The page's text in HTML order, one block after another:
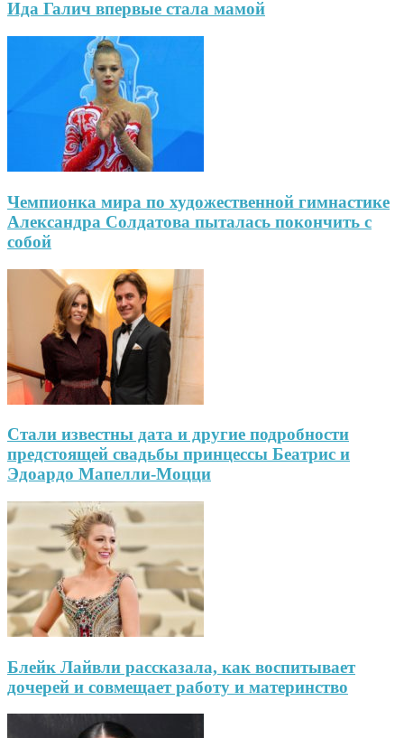
Ида Галич впервые стала мамой
Чемпионка мира по художественной гимнастике
Александра Солдатова пыталась покончить с
собой
Стали известны дата и другие подробности
предстоящей свадьбы принцессы Беатрис и
Эдоардо Мапелли-Моцци
Блейк Лайвли рассказала, как воспитывает
дочерей и совмещает работу и материнство